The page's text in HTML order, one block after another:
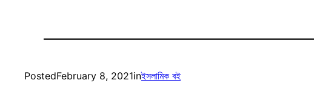
PostedFebruary 8, 2021inইসলামিক বই